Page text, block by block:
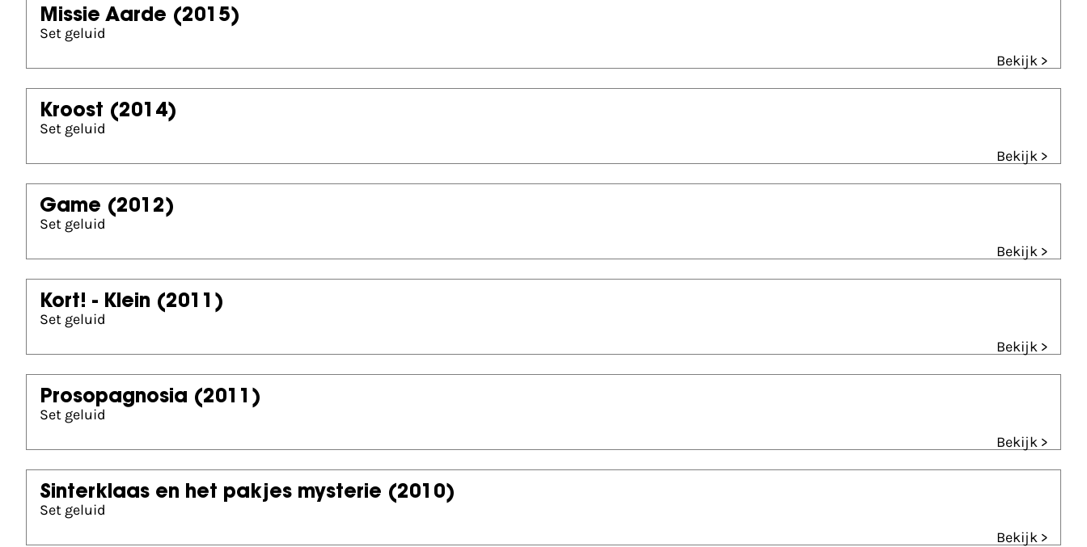
Missie Aarde (2015)
Set geluid
Bekijk >
Kroost (2014)
Set geluid
Bekijk >
Game (2012)
Set geluid
Bekijk >
Kort! - Klein (2011)
Set geluid
Bekijk >
Prosopagnosia (2011)
Set geluid
Bekijk >
Sinterklaas en het pakjes mysterie (2010)
Set geluid
Bekijk >